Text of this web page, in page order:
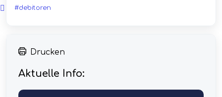
#debitoren
Drucken
Aktuelle Info: